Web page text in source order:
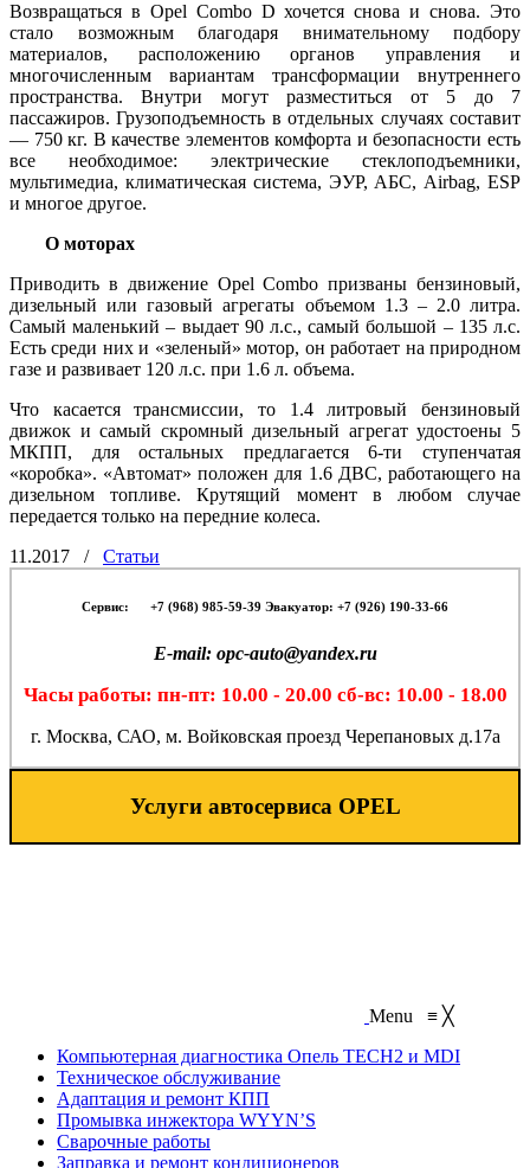
Возвращаться в Opel Combo D хочется снова и снова. Это
стало возможным благодаря внимательному подбору
материалов, расположению органов управления и
многочисленным вариантам трансформации внутреннего
пространства. Внутри могут разместиться от 5 до 7
пассажиров. Грузоподъемность в отдельных случаях составит
— 750 кг. В качестве элементов комфорта и безопасности есть
все необходимое: электрические стеклоподъемники,
мультимедиа, климатическая система, ЭУР, АБС, Airbag, ESP
и многое другое.
О моторах
Приводить в движение Opel Combo призваны бензиновый,
дизельный или газовый агрегаты объемом 1.3 – 2.0 литра.
Самый маленький – выдает 90 л.с., самый большой – 135 л.с.
Есть среди них и «зеленый» мотор, он работает на природном
газе и развивает 120 л.с. при 1.6 л. объема.
Что касается трансмиссии, то 1.4 литровый бензиновый
движок и самый скромный дизельный агрегат удостоены 5
МКПП, для остальных предлагается 6-ти ступенчатая
«коробка». «Автомат» положен для 1.6 ДВС, работающего на
дизельном топливе. Крутящий момент в любом случае
передается только на передние колеса.
11.2017
/ Статьи
Сервис: +7 (968) 985-59-39 Эвакуатор: +7 (926) 190-33-66
E-mail: opc-auto@yandex.ru
Часы работы: пн-пт: 10.00 - 20.00 сб-вс: 10.00 - 18.00
г. Москва, САО, м. Войковская проезд Черепановых д.17а
Услуги автосервиса OPEL
Menu ≡ ╳
Компьютерная диагностика Опель TECH2 и MDI
Техническое обслуживание
Адаптация и ремонт КПП
Промывка инжектора WYYN’S
Сварочные работы
Заправка и ремонт кондиционеров